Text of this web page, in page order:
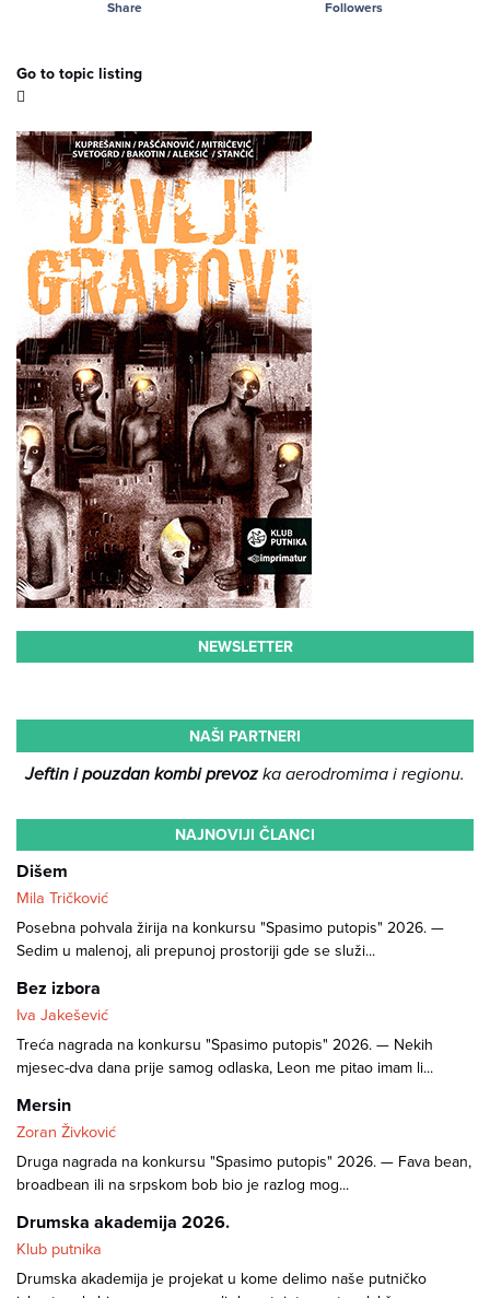
Share Followers
Go to topic listing
NEWSLETTER
NAŠI PARTNERI
Jeftin i pouzdan kombi prevozka aerodromima i regionu.
NAJNOVIJI ČLANCI
Dišem
Mila Tričković
Posebna pohvala žirija na konkursu "Spasimo putopis" 2026. —
Sedim u malenoj, ali prepunoj prostoriji gde se služi...
Bez izbora
Iva Jakešević
Treća nagrada na konkursu "Spasimo putopis" 2026. — Nekih
mjesec-dva dana prije samog odlaska, Leon me pitao imam li...
Mersin
Zoran Živković
Druga nagrada na konkursu "Spasimo putopis" 2026. — Fava bean,
broadbean ili na srpskom bob bio je razlog mog...
Drumska akademija 2026.
Klub putnika
Drumska akademija je projekat u kome delimo naše putničko